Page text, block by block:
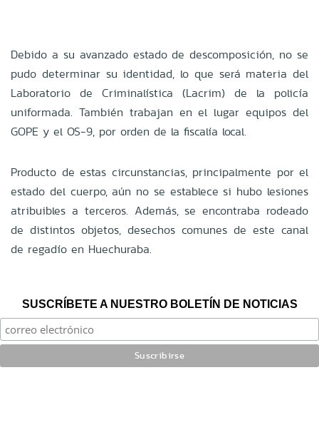
Debido a su avanzado estado de descomposición, no se
pudo determinar su identidad, lo que será materia del
Laboratorio de Criminalística (Lacrim) de la policía
uniformada. También trabajan en el lugar equipos del
GOPE y el OS-9, por orden de la fiscalía local.
Producto de estas circunstancias, principalmente por el
estado del cuerpo, aún no se establece si hubo lesiones
atribuibles a terceros. Además, se encontraba rodeado
de distintos objetos, desechos comunes de este canal
de regadío en Huechuraba.
SUSCRÍBETE A NUESTRO BOLETÍN DE NOTICIAS